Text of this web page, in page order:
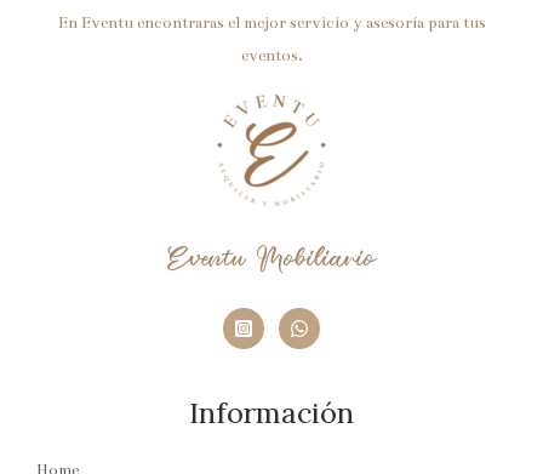
En Eventu encontraras el mejor servicio y asesoría para tus
eventos.
Eventu Mobiliario
Información